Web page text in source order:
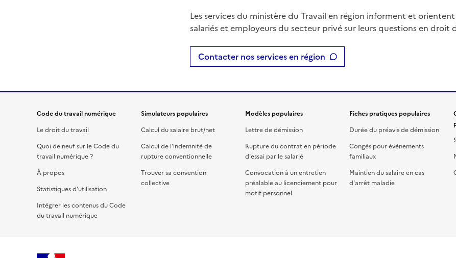
Les services du ministère du Travail en région informent et orientent
salariés et employeurs du secteur privé sur leurs questions en droit
Contacter nos services en région
Code du travail numérique
Le droit du travail
Quoi de neuf sur le Code du
travail numérique ?
À propos
Statistiques d'utilisation
Intégrer les contenus du Code
du travail numérique
Simulateurs populaires
Calcul du salaire brut/net
Calcul de l'indemnité de
rupture conventionnelle
Trouver sa convention
collective
Modèles populaires
Lettre de démission
Rupture du contrat en période
d'essai par le salarié
Convocation à un entretien
préalable au licenciement pour
motif personnel
Fiches pratiques populaires
Durée du préavis de démission
Congés pour événements
familiaux
Maintien du salaire en cas
d'arrêt maladie